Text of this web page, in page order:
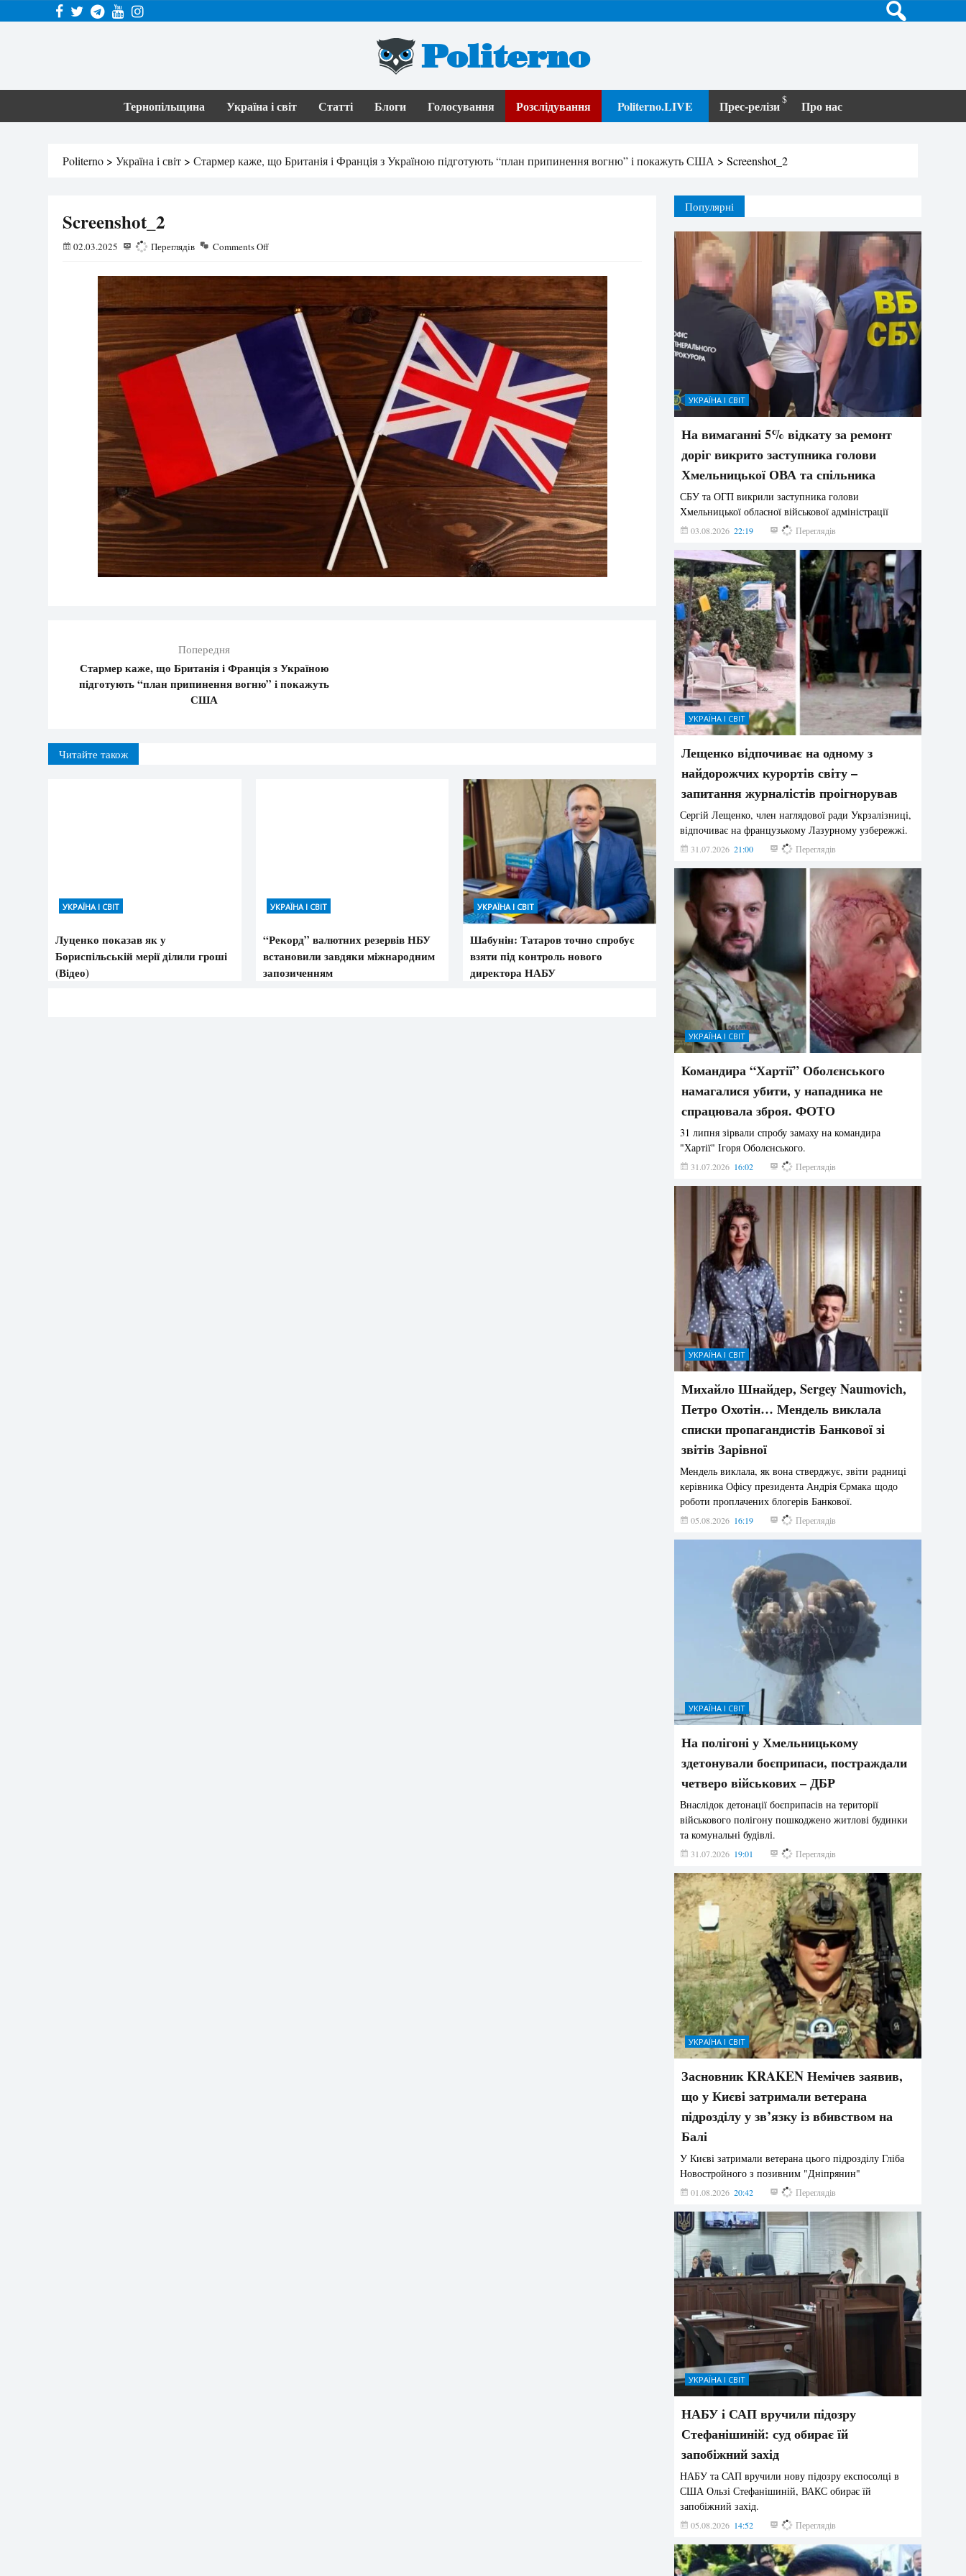
Politerno
Тернопільщина Україна і світ Статті Блоги Голосування Розслідування Politerno.LIVE Прес-релізи Про нас
Politerno > Україна і світ > Стармер каже, що Британія і Франція з Україною підготують “план припинення вогню” і покажуть США > Screenshot_2
Screenshot_2
02.03.2025 170 Переглядів Comments Off
Попередня
Стармер каже, що Британія і Франція з Україною
підготують “план припинення вогню” і покажуть
США
Читайте також
УКРАЇНА І СВІТ
Луценко показав як у
Бориспільській мерії ділили гроші
(Відео)
УКРАЇНА І СВІТ
“Рекорд” валютних резервів НБУ
встановили завдяки міжнародним
запозиченням
УКРАЇНА І СВІТ
Шабунін: Татаров точно спробує
взяти під контроль нового
директора НАБУ
Популярні
УКРАЇНА І СВІТ
На вимаганні 5% відкату за ремонт
доріг викрито заступника голови
Хмельницької ОВА та спільника
СБУ та ОГП викрили заступника голови
Хмельницької обласної військової адміністрації
03.08.2026 22:19 848 Переглядів
УКРАЇНА І СВІТ
Лещенко відпочиває на одному з
найдорожчих курортів світу –
запитання журналістів проігнорував
Сергій Лещенко, член наглядової ради Укрзалізниці,
відпочиває на французькому Лазурному узбережжі.
31.07.2026 21:00 211 Переглядів
УКРАЇНА І СВІТ
Командира “Хартії” Оболєнського
намагалися убити, у нападника не
спрацювала зброя. ФОТО
31 липня зірвали спробу замаху на командира
"Хартії" Ігоря Оболєнського.
31.07.2026 16:02 194 Переглядів
УКРАЇНА І СВІТ
Михайло Шнайдер, Sergey Naumovich,
Петро Охотін… Мендель виклала
списки пропагандистів Банкової зі
звітів Зарівної
Мендель виклала, як вона стверджує, звіти радниці
керівника Офісу президента Андрія Єрмака щодо
роботи проплачених блогерів Банкової.
05.08.2026 16:19 193 Переглядів
УКРАЇНА І СВІТ
На полігоні у Хмельницькому
здетонували боєприпаси, постраждали
четверо військових – ДБР
Внаслідок детонації боєприпасів на території
військового полігону пошкоджено житлові будинки
та комунальні будівлі.
31.07.2026 19:01 185 Переглядів
УКРАЇНА І СВІТ
Засновник KRAKEN Немічев заявив,
що у Києві затримали ветерана
підрозділу у зв’язку із вбивством на
Балі
У Києві затримали ветерана цього підрозділу Гліба
Новостройного з позивним "Дніпрянин"
01.08.2026 20:42 177 Переглядів
УКРАЇНА І СВІТ
НАБУ і САП вручили підозру
Стефанішиній: суд обирає їй
запобіжний захід
НАБУ та САП вручили нову підозру експосолці в
США Ользі Стефанішиній, ВАКС обирає їй
запобіжний захід.
05.08.2026 14:52 142 Переглядів